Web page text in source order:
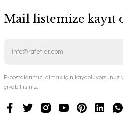
Mail listemize kayıt
E-postalarımızı almak için
çıkabilirsiniz.